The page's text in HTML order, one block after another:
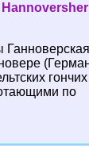
Ганноверская
гончих
по